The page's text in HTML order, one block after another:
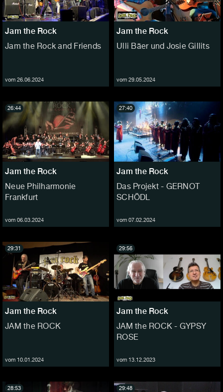
Jam the Rock
Jam the Rock and Friends
vom 26.06.2024
Jam the Rock
Ulli Bäer und Josie Gillits
vom 29.05.2024
Jam the Rock
Neue Philharmonie
Frankfurt
vom 06.03.2024
26:44
Jam the Rock
Das Projekt - GERNOT
SCHÖDL
vom 07.02.2024
27:40
Jam the Rock
JAM the ROCK
vom 10.01.2024
29:31
Jam the Rock
JAM the ROCK - GYPSY
ROSE
vom 13.12.2023
29:56
28:53 29:48